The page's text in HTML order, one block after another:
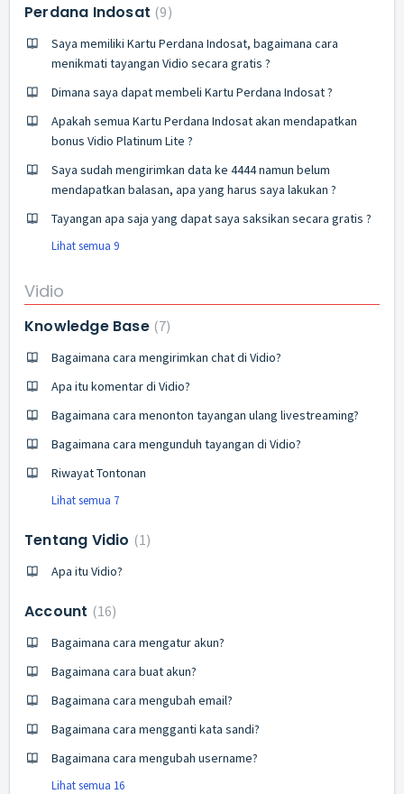
Perdana Indosat 9
Saya memiliki Kartu Perdana Indosat, bagaimana cara
menikmati tayangan Vidio secara gratis ?
Dimana saya dapat membeli Kartu Perdana Indosat ?
Apakah semua Kartu Perdana Indosat akan mendapatkan
bonus Vidio Platinum Lite ?
Saya sudah mengirimkan data ke 4444 namun belum
mendapatkan balasan, apa yang harus saya lakukan ?
Tayangan apa saja yang dapat saya saksikan secara gratis ?
Lihat semua 9
Vidio
Knowledge Base 7
Bagaimana cara mengirimkan chat di Vidio?
Apa itu komentar di Vidio?
Bagaimana cara menonton tayangan ulang livestreaming?
Bagaimana cara mengunduh tayangan di Vidio?
Riwayat Tontonan
Lihat semua 7
Tentang Vidio 1
Apa itu Vidio?
Account 16
Bagaimana cara mengatur akun?
Bagaimana cara buat akun?
Bagaimana cara mengubah email?
Bagaimana cara mengganti kata sandi?
Bagaimana cara mengubah username?
Lihat semua 16